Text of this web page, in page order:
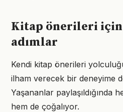
Kitap önerileri
adımlar
Kendi kitap önerileri
ilham verecek bir deneyime
Yaşananlar paylaşıldığında
hem de çoğalıyor.